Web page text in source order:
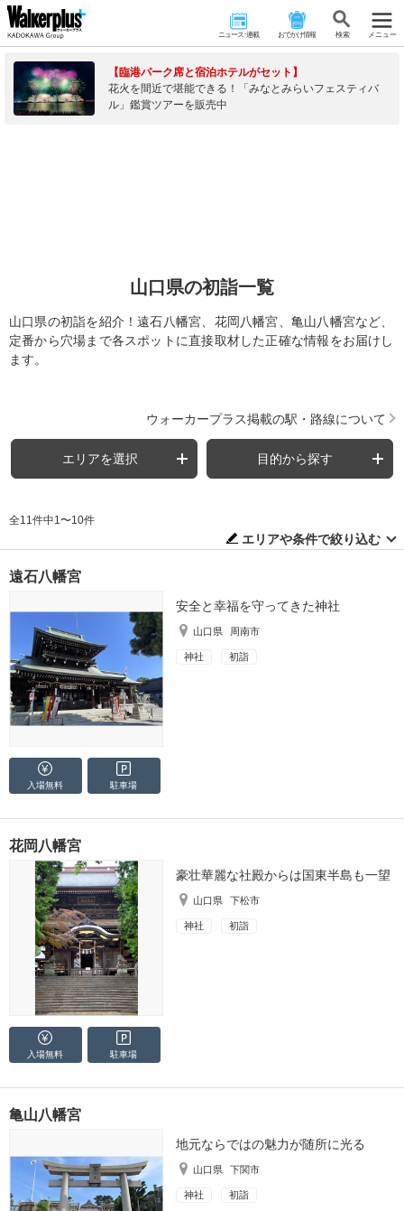
ニュース･連載 おでかけ情報 検 索 メニュー
【臨港パーク席と宿泊ホテルがセット】
花火を間近で堪能できる！「みなとみらいフェスティバ
ル」鑑賞ツアーを販売中
山口県の初詣一覧
山口県の初詣を紹介！遠石八幡宮、花岡八幡宮、亀山八幡宮など、
定番から穴場まで各スポットに直接取材した正確な情報をお届けし
ます。
ウォーカープラス掲載の駅・路線について
エリアを選択 目的から探す
全11件中1〜10件
エリアや条件で絞り込む
遠石八幡宮
安全と幸福を守ってきた神社
山口県 周南市
神社 初詣
入場無料 駐車場
花岡八幡宮
豪壮華麗な社殿からは国東半島も一望
山口県 下松市
神社 初詣
入場無料 駐車場
亀山八幡宮
地元ならではの魅力が随所に光る
山口県 下関市
神社 初詣